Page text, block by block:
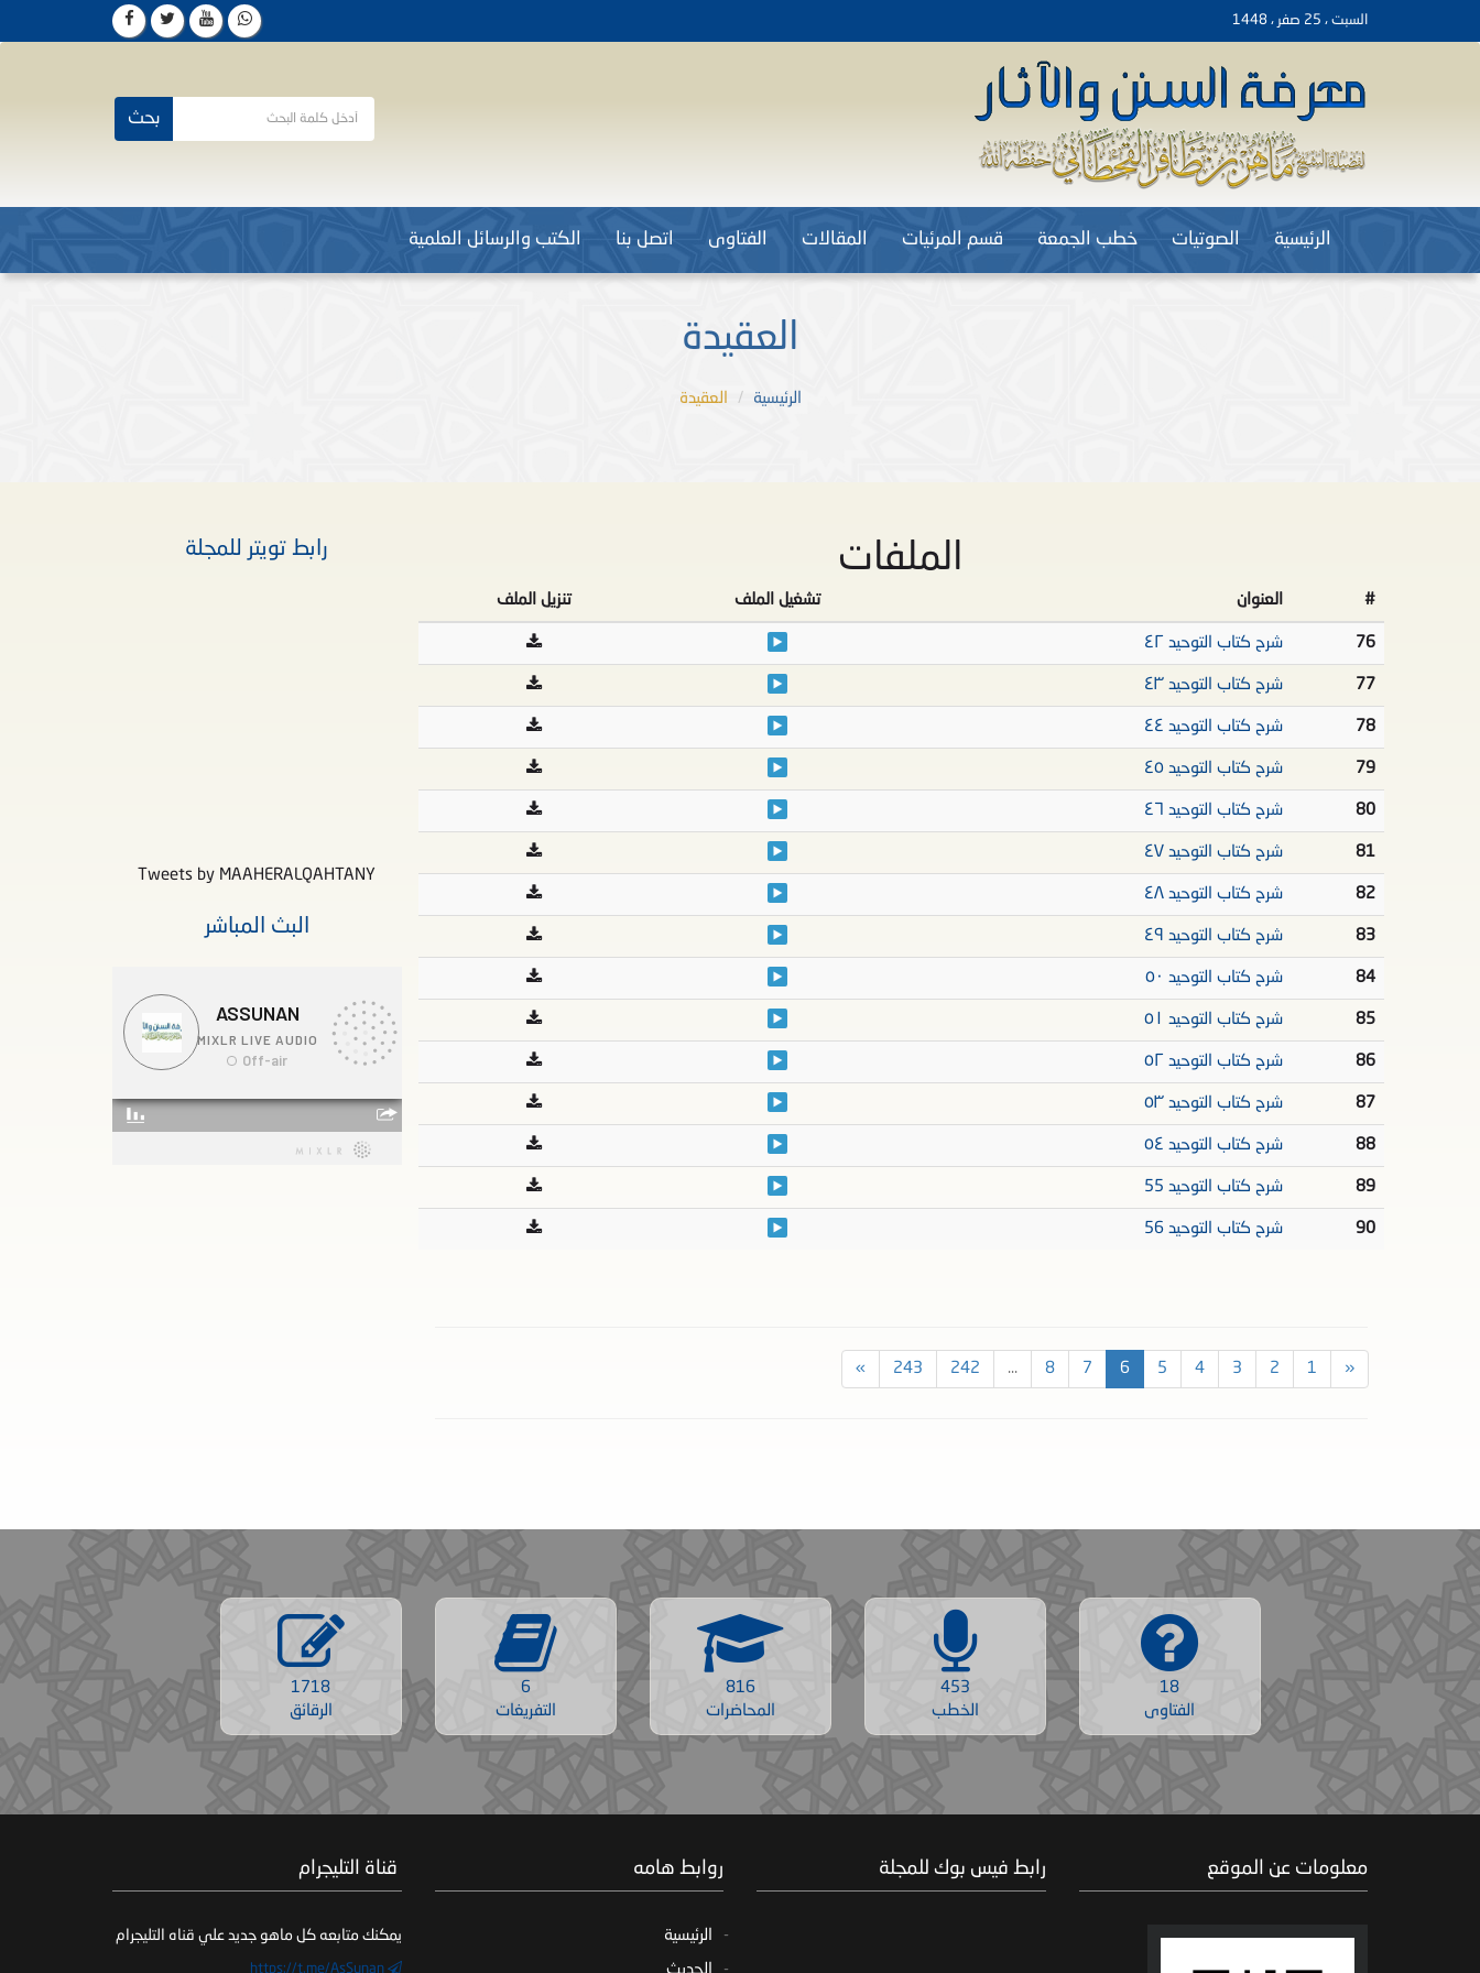
السبت ، 25 صفر ، 1448
بحث
الرئيسية الصوتيات خطب الجمعة قسم المرئيات المقالات الفتاوى اتصل بنا الكتب والرسائل العلمية
العقيدة
الرئيسية العقيدة
الملفات
# العنوان تشغيل الملف تنزيل الملف
76 شرح كتاب التوحيد ٤٢
77 شرح كتاب التوحيد ٤٣
78 شرح كتاب التوحيد ٤٤
79 شرح كتاب التوحيد ٤٥
80 شرح كتاب التوحيد ٤٦
81 شرح كتاب التوحيد ٤٧
82 شرح كتاب التوحيد ٤٨
83 شرح كتاب التوحيد ٤٩
84 شرح كتاب التوحيد ٥٠
85 شرح كتاب التوحيد ٥١
86 شرح كتاب التوحيد ٥٢
87 شرح كتاب التوحيد ٥٣
88 شرح كتاب التوحيد ٥٤
89 شرح كتاب التوحيد 55
90 شرح كتاب التوحيد 56
«
1
2
3
4
5
6
7
8
...
242
243
»
رابط تويتر للمجلة
Tweets by MAAHERALQAHTANY
البث المباشر
18
الفتاوى
453
الخطب
816
المحاضرات
6
التفريغات
1718
الرقائق
معلومات عن الموقع رابط فيس بوك للمجلة روابط هامه
الرئيسية
‏ قناة التليجرام
يمكنك متابعه كل ماهو جديد علي قناه التليجرام
https://t.me/AsSunan